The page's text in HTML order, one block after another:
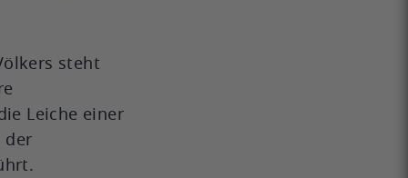
steht
Leiche einer
der